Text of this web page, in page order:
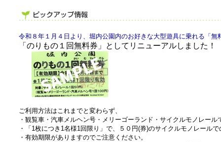
令和８年１月４日より、堀内公園内のお好きな大型遊具に乗れる「無
「のりもの１回無料券」としてリニューアルしました
ご利用方法はこれまでと変わらず、
・観覧車・汽車メルヘン号・メリーゴーランド・サイクルモノレール
・「1枚につき1名様1回限り」で、５０円(券)のサイクルモノレール
・有効期限がありますのでご注意ください。